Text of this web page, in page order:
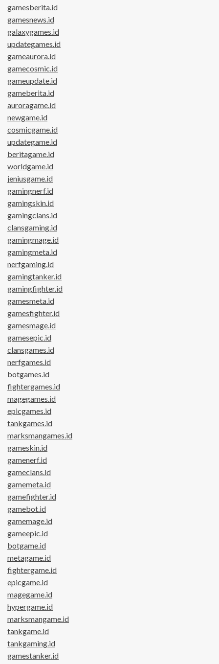
gamesberita.id
gamesnews.id
galaxygames.id
updategames.id
gameaurora.id
gamecosmic.id
gameupdate.id
gameberita.id
auroragame.id
newgame.id
cosmicgame.id
updategame.id
beritagame.id
worldgame.id
jeniusgame.id
gamingnerf.id
gamingskin.id
gamingclans.id
clansgaming.id
gamingmage.id
gamingmeta.id
nerfgaming.id
gamingtanker.id
gamingfighter.id
gamesmeta.id
gamesfighter.id
gamesmage.id
gamesepic.id
clansgames.id
nerfgames.id
botgames.id
fightergames.id
magegames.id
epicgames.id
tankgames.id
marksmangames.id
gameskin.id
gamenerf.id
gameclans.id
gamemeta.id
gamefighter.id
gamebot.id
gamemage.id
gameepic.id
botgame.id
metagame.id
fightergame.id
epicgame.id
magegame.id
hypergame.id
marksmangame.id
tankgame.id
tankgaming.id
gamestanker.id